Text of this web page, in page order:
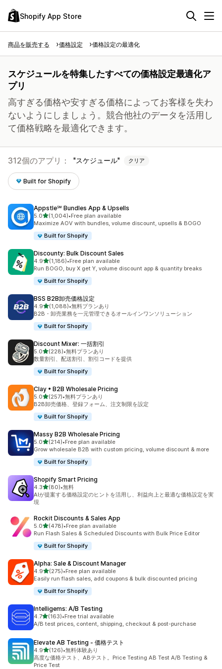
Shopify App Store
商品を販売する 価格設定 価格設定の最適化
スケジュールを特集したすべての価格設定最適化ア
プリ
高すぎる価格や安すぎる価格によってお客様を失わ
ないようにしましょう。競合他社のデータを活用し
て価格戦略を最適化できます。
312個のアプリ： スケジュール クリア
Built for Shopify
Appstle℠ Bundles App & Upsells
5.05つ星中
(1,004)
合計レビュー数：1004件
•Free plan available
Maximize AOV with bundles, volume discount, upsells & BOGO
Built for Shopify
Discounty: Bulk Discount Sales
4.95つ星中
(1,186)
合計レビュー数：1186件
•Free plan available
Run BOGO, buy X get Y, volume discount app & quantity breaks
Built for Shopify
BSS B2B卸売価格設定
4.95つ星中
(1,088)
合計レビュー数：1088件
•無料プランあり
B2B・卸売業務を一元管理できるオールインワンソリューション
Built for Shopify
Discount Mixer: 一括割引
5.05つ星中
(228)
合計レビュー数：228件
•無料プランあり
数量割引、配送割引、割引コードを提供
Built for Shopify
Clay • B2B Wholesale Pricing
5.05つ星中
(257)
合計レビュー数：257件
•無料プランあり
B2B卸売価格、登録フォーム、注文制限を設定
Built for Shopify
Massy B2B Wholesale Pricing
5.05つ星中
(214)
合計レビュー数：214件
•Free plan available
Grow wholesale B2B with custom pricing, volume discount & more
Built for Shopify
Shopify Smart Pricing
4.35つ星中
(80)
合計レビュー数：80件
•無料
AIが提案する価格設定のヒントを活用し、利益向上と最適な価格設定を実
現
Rockit Discounts & Sales App
5.05つ星中
(478)
合計レビュー数：478件
•Free plan available
Run Flash Sales & Scheduled Discounts with Bulk Price Editor
Built for Shopify
Alpha: Sale & Discount Manager
4.95つ星中
(275)
合計レビュー数：275件
•Free plan available
Easily run flash sales, add coupons & bulk discounted pricing
Built for Shopify
Intelligems: A/B Testing
4.75つ星中
(163)
合計レビュー数：163件
•Free trial available
A/B test prices, content, shipping, checkout & post-purchase
Elevate AB Testing ‑ 価格テスト
4.95つ星中
(126)
合計レビュー数：126件
•無料体験あり
高度な価格テスト、ABテスト。Price Testing AB Test A/B Testing &
Price Test